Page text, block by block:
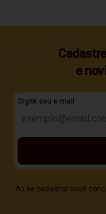
e
Digite seu e-mail
Ao se cadastrar você